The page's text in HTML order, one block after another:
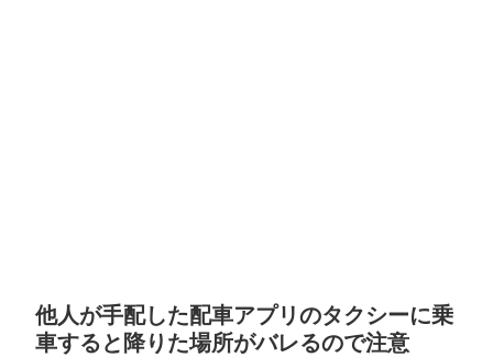
他人が手配した配車アプリのタクシーに乗
車すると降りた場所がバレるので注意